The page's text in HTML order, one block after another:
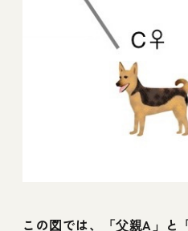
この図では、「父親A」と